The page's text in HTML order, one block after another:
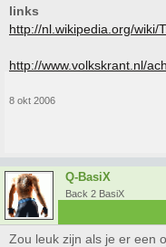
links
http://nl.wikipedia.org/wiki/
http://www.volkskrant.nl/
8 okt 2006
Q-BasiX
Back 2 BasiX
Zou leuk zijn als je er een